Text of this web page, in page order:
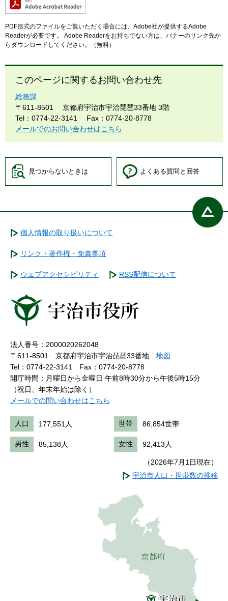
PDF形式のファイルをご覧いただく場合には、Adobe社が提供するAdobe
Readerが必要です。
Adobe Readerをお持ちでない方は、バナーのリンク先か
らダウンロードしてください。（無料）
このページに関するお問い合わせ先
総務課
〒611-8501
京都府宇治市宇治琵琶33番地 3階
Tel：0774-22-3141
Fax：0774-20-8778
メールでのお問い合わせはこちら
見つからないときは よくある質問と回答
個人情報の取り扱いについて
リンク・著作権・免責事項
ウェブアクセシビリティ RSS配信について
法人番号：2000020262048
〒611-8501 京都府宇治市宇治琵琶33番地 地図
Tel：0774-22-3141
Fax：0774-20-8778
開庁時間：月曜日から金曜日 午前8時30分から午後5時15分
（祝日、年末年始は除く）
メールでの問い合わせはこちら
人口 177,551人 世帯 86,854世帯
男性 85,138人 女性 92,413人
（2026年7月1日現在）
宇治市人口・世帯数の推移